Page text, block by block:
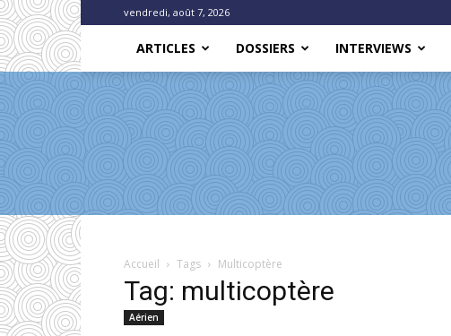
vendredi, août 7, 2026
ARTICLES DOSSIERS INTERVIEWS
Accueil Tags Multicoptère
Tag: multicoptère
Aérien